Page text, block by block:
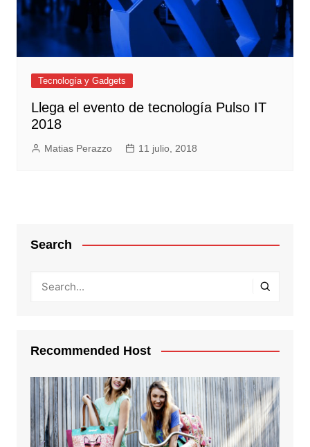
Tecnología y Gadgets
Llega el evento de tecnología Pulso IT
2018
Matias Perazzo 11 julio, 2018
Search
Recommended Host